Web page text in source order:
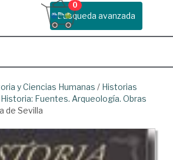
Busqueda avanzada
0
y Ciencias Humanas / Historias
Historia: Fuentes. Arqueología. Obras
de Sevilla